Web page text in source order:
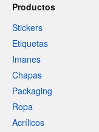
Productos
Stickers
Etiquetas
Imanes
Chapas
Packaging
Ropa
Acrílicos